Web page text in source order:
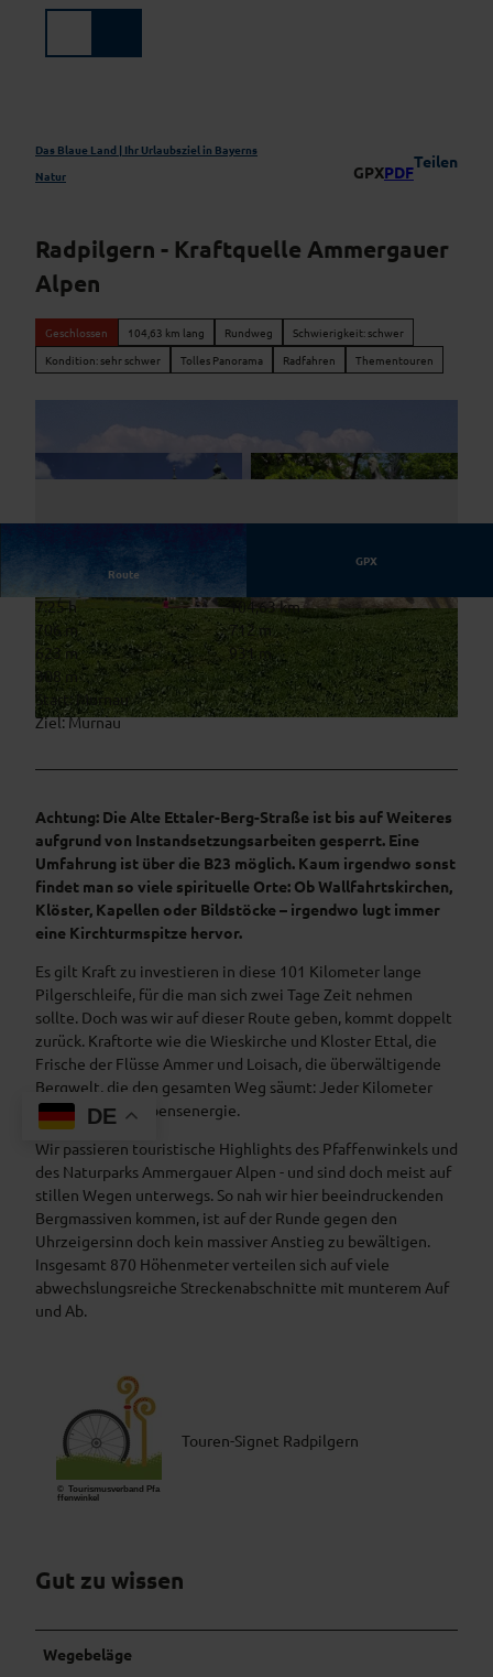
Das Blaue Land | Ihr Urlaubsziel in Bayerns
Natur
GPXPDF
Teilen
Radpilgern - Kraftquelle Ammergauer
Alpen
Geschlossen 104,63 km lang Rundweg
Schwierigkeit: schwer
Kondition: sehr schwer
Tolles Panorama Radfahren Thementouren
© Reitinger, Tourismusverband Pfaffenwinkel
© Reitinger, Tourismusverband Pfaffenwinkel © Reitinger, Tourismusverband Pfaffenwinkel
Route
GPX
7:25 h
104,63 km
706 m
712 m
623 m
931 m
308 m
Start: Murnau
Ziel: Murnau
Achtung: Die Alte Ettaler-Berg-Straße ist bis auf Weiteres
aufgrund von Instandsetzungsarbeiten gesperrt. Eine
Umfahrung ist über die B23 möglich. Kaum irgendwo sonst
findet man so viele spirituelle Orte: Ob Wallfahrtskirchen,
Klöster, Kapellen oder Bildstöcke – irgendwo lugt immer
eine Kirchturmspitze hervor.
Es gilt Kraft zu investieren in diese 101 Kilometer lange
Pilgerschleife, für die man sich zwei Tage Zeit nehmen
sollte. Doch was wir auf dieser Route geben, kommt doppelt
zurück. Kraftorte wie die Wieskirche und Kloster Ettal, die
Frische der Flüsse Ammer und Loisach, die überwältigende
Bergwelt, die den gesamten Weg säumt: Jeder Kilometer
gibt hier pure Lebensenergie.
Wir passieren touristische Highlights des Pfaffenwinkels und
des Naturparks Ammergauer Alpen - und sind doch meist auf
stillen Wegen unterwegs. So nah wir hier beeindruckenden
Bergmassiven kommen, ist auf der Runde gegen den
Uhrzeigersinn doch kein massiver Anstieg zu bewältigen.
Insgesamt 870 Höhenmeter verteilen sich auf viele
abwechslungsreiche Streckenabschnitte mit munterem Auf
und Ab.
© Tourismusverband Pfa
ffenwinkel
Touren-Signet Radpilgern
Gut zu wissen
Wegebeläge
DE